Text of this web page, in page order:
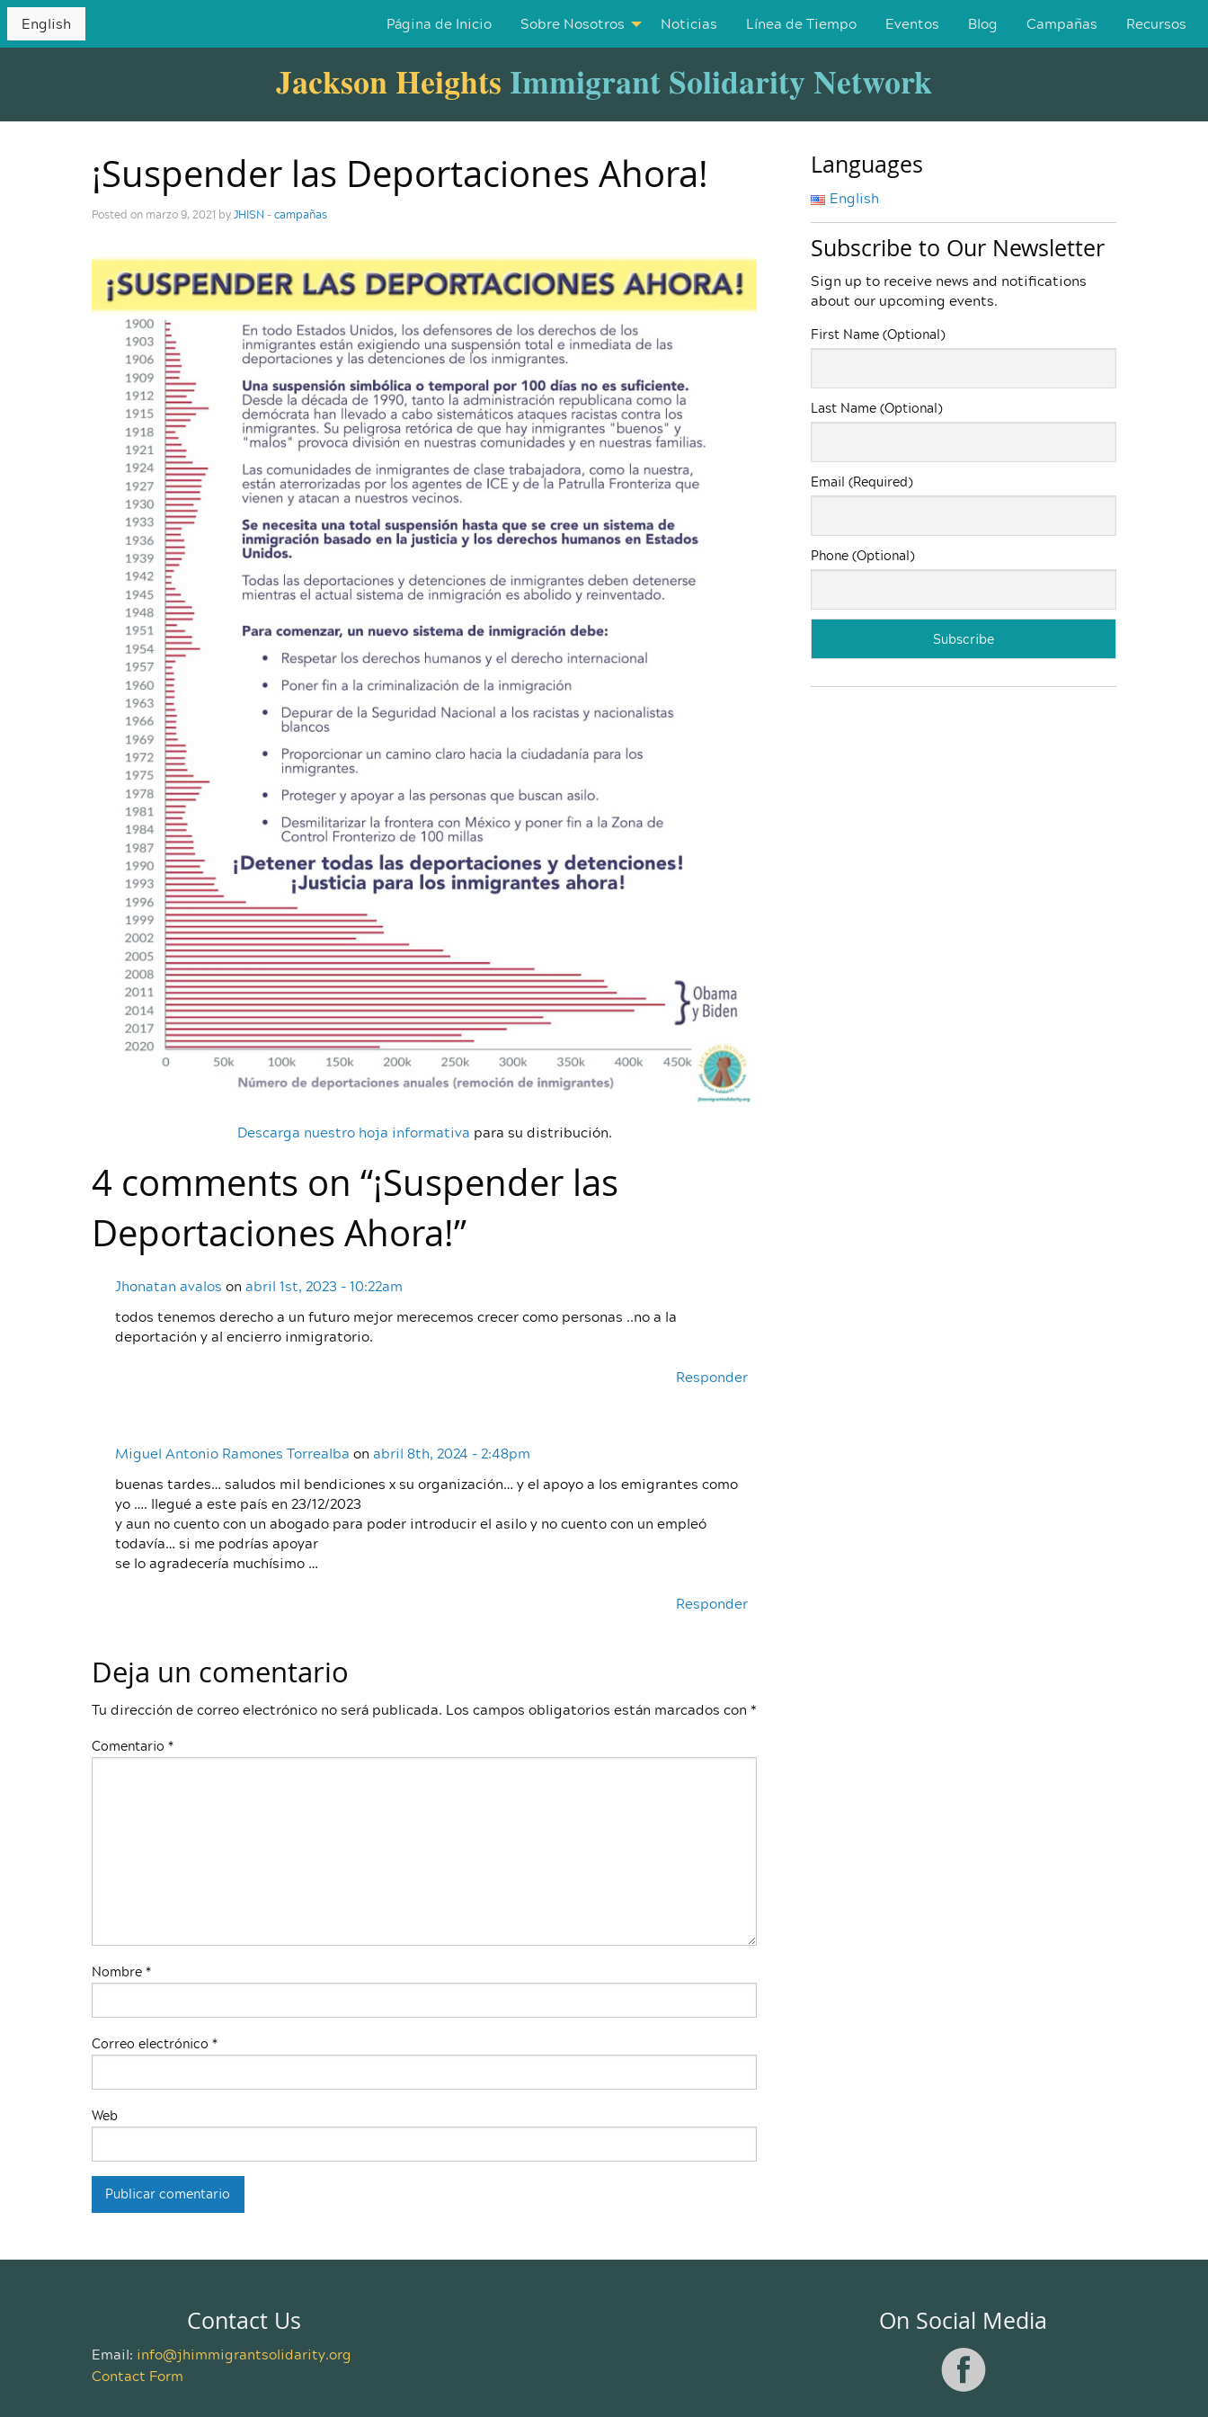
English Página de Inicio Sobre Nosotros Noticias Línea de Tiempo Eventos Blog Campañas Recursos
Jackson Heights Immigrant Solidarity Network
¡Suspender las Deportaciones Ahora!
Posted on marzo 9, 2021 byJHISN -campañas
Descarga nuestro hoja informativa para su distribución.
4 comments on “¡Suspender las
Deportaciones Ahora!”
Jhonatan avalos on abril 1st, 2023 - 10:22am
todos tenemos derecho a un futuro mejor merecemos crecer como personas ..no a la
deportación y al encierro inmigratorio.
Responder
Miguel Antonio Ramones Torrealba on abril 8th, 2024 - 2:48pm
buenas tardes… saludos mil bendiciones x su organización… y el apoyo a los emigrantes como
yo …. llegué a este país en 23/12/2023
y aun no cuento con un abogado para poder introducir el asilo y no cuento con un empleó
todavía… si me podrías apoyar
se lo agradecería muchísimo …
Responder
Deja un comentario
Tu dirección de correo electrónico no será publicada. Los campos obligatorios están marcados con *
Comentario *
Nombre*
Correo electrónico *
Web
Languages
English
Subscribe to Our Newsletter
Sign up to receive news and notifications
about our upcoming events.
First Name (Optional)
Last Name (Optional)
Email (Required)
Phone (Optional)
Contact Us
Email: info@jhimmigrantsolidarity.org
Contact Form
On Social Media